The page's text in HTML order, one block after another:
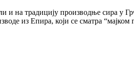
и на традицију производње сира у
из Епира, који се сматра “мајком